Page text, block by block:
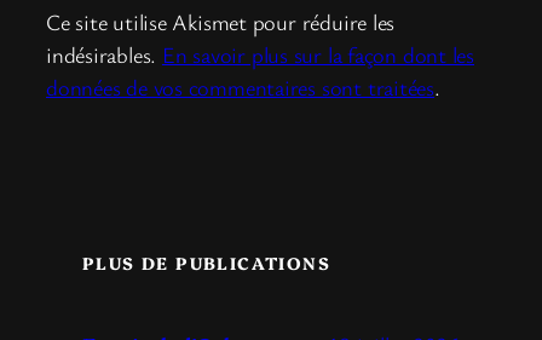
Ce site utilise Akismet pour réduire les
indésirables. En savoir plus sur la façon dont les
données de vos commentaires sont traitées.
PLUS DE PUBLICATIONS